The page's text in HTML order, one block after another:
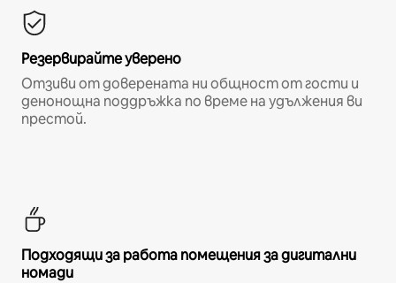
Резервирайте уверено
Отзиви от доверената ни общност от гости и
денонощна поддръжка по време на удължения ви
престой.
Подходящи за работа помещения за дигитални
номади